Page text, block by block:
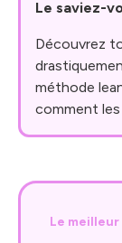
Le
Le saviez-
Découvrez
méthode
comment